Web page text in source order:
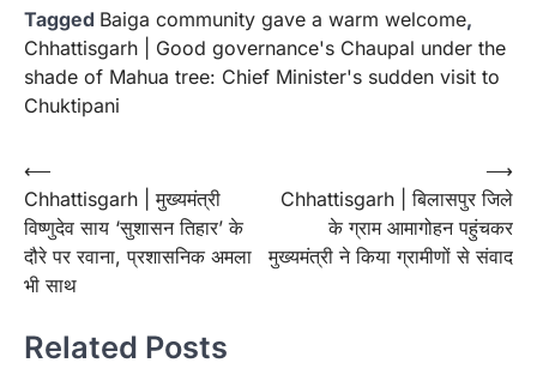
Tagged Baiga community gave a warm welcome,
Chhattisgarh | Good governance's Chaupal under the
shade of Mahua tree: Chief Minister's sudden visit to
Chuktipani
Post
navigation
⟵
Chhattisgarh | मुख्यमंत्री
विष्णुदेव साय ‘सुशासन तिहार’ के
दौरे पर रवाना, प्रशासनिक अमला
भी साथ
Chhattisgarh | बिलासपुर जिले
के ग्राम आमागोहन पहुंचकर
मुख्यमंत्री ने किया ग्रामीणों से संवाद
⟶
Related Posts